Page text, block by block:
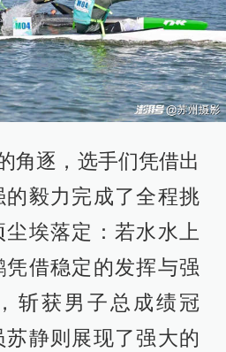
角逐，选手们凭借出
毅力完成了全程挑
埃落定：若水水上
借稳定的发挥与强
斩获男子总成绩冠
静则展现了强大的